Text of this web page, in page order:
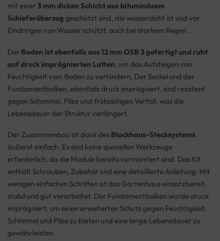
mit einer3 mm dicken Schicht aus bituminösem
Schieferüberzug geschützt sind, die wasserdicht ist und vor
Eindringen von Wasser schützt, auch bei starkem Regen.
Der Boden ist ebenfalls aus 12 mm OSB 3 gefertigt und ruht
auf druck imprägnierten Latten, um das Aufsteigen von
Feuchtigkeit vom Boden zu verhindern. Der Sockel und der
Fundamentbalken, ebenfalls druck imprägniert, sind resistent
gegen Schimmel, Pilze und frühzeitigen Verfall, was die
Lebensdauer der Struktur verlängert.
Der Zusammenbau ist dank des Blockhaus-Stecksystems
äußerst einfach. Es sind keine speziellen Werkzeuge
erforderlich, da die Module bereits vormontiert sind. Das Kit
enthält Schrauben, Zubehör und eine detaillierte Anleitung. Mit
wenigen einfachen Schritten ist das Gartenhaus einsatzbereit,
stabil und gut verarbeitet. Der Fundamentbalken wurde druck
imprägniert, um einen erweiterten Schutz gegen Feuchtigkeit,
Schimmel und Pilze zu bieten und eine lange Lebensdauer zu
gewährleisten.